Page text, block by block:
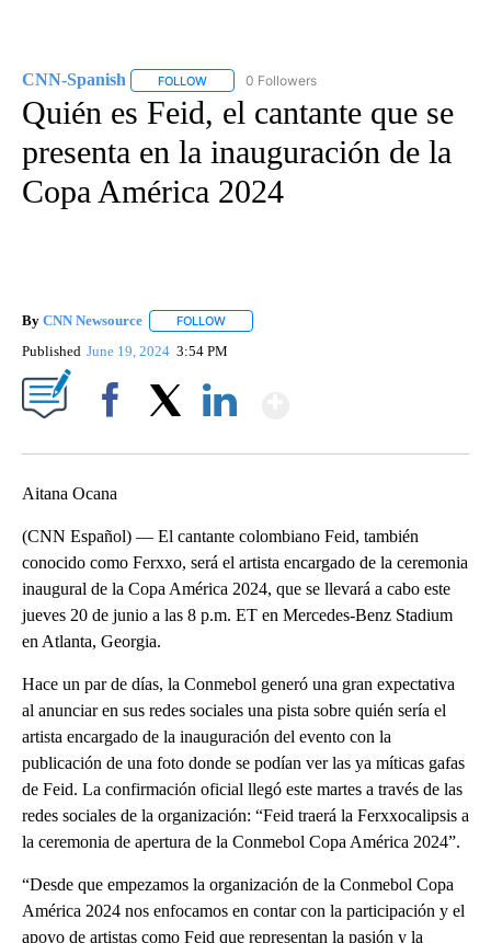
CNN-Spanish FOLLOW FOLLOW "CNN-SPANISH" TO RECEIVE
0 Followers
Quién es Feid, el cantante que se
presenta en la inauguración de la
Copa América 2024
By CNN Newsource FOLLOW
Published June 19, 2024 3:54 PM
Aitana Ocana
(CNN Español) — El cantante colombiano Feid, también
conocido como Ferxxo, será el artista encargado de la ceremonia
inaugural de la Copa América 2024, que se llevará a cabo este
jueves 20 de junio a las 8 p.m. ET en Mercedes-Benz Stadium
en Atlanta, Georgia.
Hace un par de días, la Conmebol generó una gran expectativa
al anunciar en sus redes sociales una pista sobre quién sería el
artista encargado de la inauguración del evento con la
publicación de una foto donde se podían ver las ya míticas gafas
de Feid. La confirmación oficial llegó este martes a través de las
redes sociales de la organización: “Feid traerá la Ferxxocalipsis a
la ceremonia de apertura de la Conmebol Copa América 2024”.
“Desde que empezamos la organización de la Conmebol Copa
América 2024 nos enfocamos en contar con la participación y el
apoyo de artistas como Feid que representan la pasión y la